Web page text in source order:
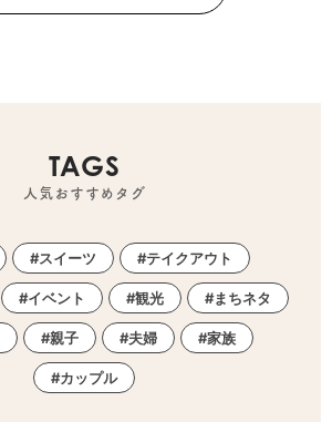
TAGS
人気おすすめタグ
スイーツ テイクアウト
イベント 観光 まちネタ
親子 夫婦 家族
カップル